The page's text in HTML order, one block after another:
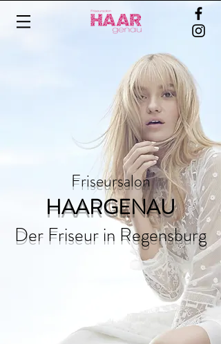
Friseursalon
HAARGENAU
Der Friseur in Regensburg